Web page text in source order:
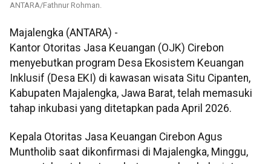
ANTARA/Fathnur Rohman.
Majalengka (ANTARA) -
Kantor Otoritas Jasa Keuangan (OJK) Cirebon
menyebutkan program Desa Ekosistem Keuangan
Inklusif (Desa EKI) di kawasan wisata Situ Cipanten,
Kabupaten Majalengka, Jawa Barat, telah memasuki
tahap inkubasi yang ditetapkan pada April 2026.
Kepala Otoritas Jasa Keuangan Cirebon Agus
Muntholib saat dikonfirmasi di Majalengka, Minggu,